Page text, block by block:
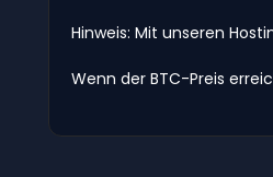
Hinweis: Mit unseren
Wenn der BTC-Preis